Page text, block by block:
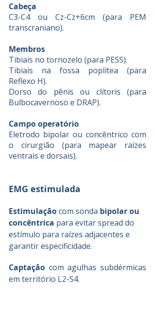
Cabeça
C3-C4 ou Cz-Cz+6cm (para PEM
transcraniano).
Membros
Tibiais no tornozelo (para PESS).
Tibiais na fossa poplítea (para
Reflexo H).
Dorso do pênis ou clítoris (para
Bulbocavernoso e DRAP).
Campo operatório
Eletrodo bipolar ou concêntrico com
o cirurgião (para mapear raízes
ventrais e dorsais).
EMG estimulada
Estimulação com sonda bipolar ou
concêntrica para evitar spread do
estímulo para raízes adjacentes e
garantir especificidade.
Captação com agulhas subdérmicas
em território L2-S4.